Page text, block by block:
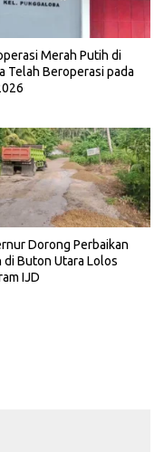
Merah Putih di
Telah Beroperasi pada
Dorong Perbaikan
di Buton Utara Lolos
IJD